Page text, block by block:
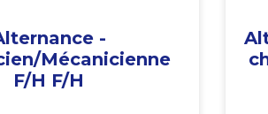
-
Mécanicienne
F/H F/H